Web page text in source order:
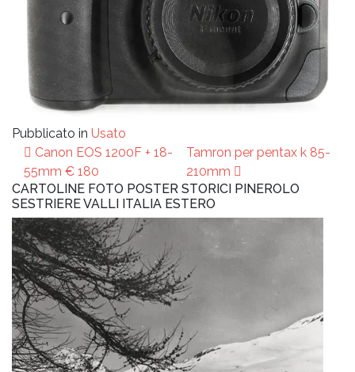
Pubblicato in Usato
Navigazione
articoli
Canon EOS 1200F + 18-
55mm € 180
Tamron per pentax k 85-
210mm
CARTOLINE FOTO POSTER STORICI PINEROLO
SESTRIERE VALLI ITALIA ESTERO